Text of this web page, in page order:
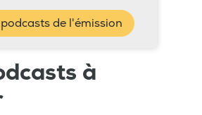
de l'émission
à